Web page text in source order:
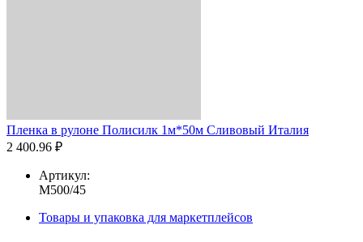
Пленка в рулоне Полисилк 1м*50м Сливовый Италия
2 400.96 ₽
Артикул:
М500/45
Товары и упаковка для маркетплейсов